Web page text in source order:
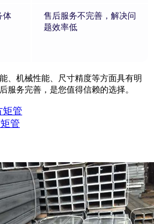
体
售后服务不完善，解决问
题效率低
机械性能、尺寸精度等方面具有明
服务完善，是您值得信赖的选择。
矩管
管